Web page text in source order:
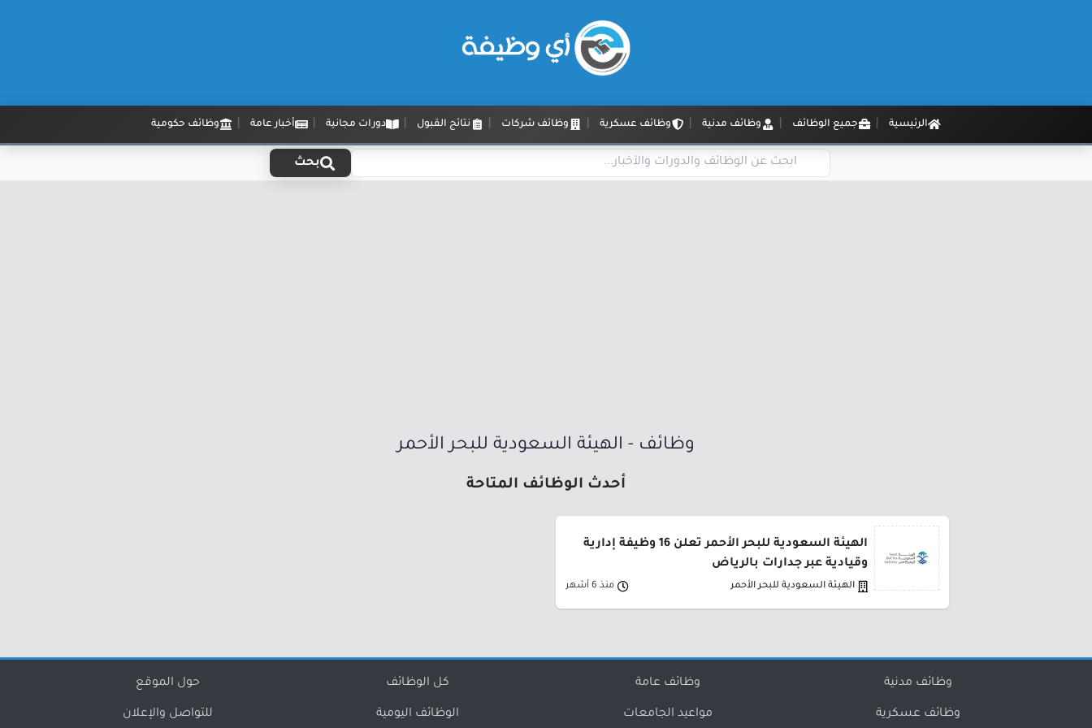
الرئيسية جميع الوظائف وظائف مدنية وظائف عسكرية وظائف شركات نتائج القبول دورات مجانية أخبار عامة وظائف حكومية
بحث
وظائف - الهيئة السعودية للبحر الأحمر
أحدث الوظائف المتاحة
الهيئة السعودية للبحر الأحمر تعلن 16 وظيفة إدارية
وقيادية عبر جدارات بالرياض
الهيئة السعودية للبحر الأحمر منذ 6 أشهر
وظائف مدنية
وظائف عسكرية
وظائف عامة
مواعيد الجامعات
كل الوظائف
الوظائف اليومية
حول الموقع
للتواصل والإعلان